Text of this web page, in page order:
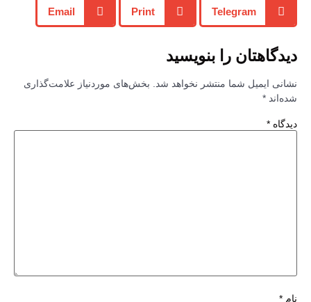
Telegram
Print
Email
را بنویسید
ایمیل شما منتشر نخواهد شد. بخش‌های موردنیاز علامت‌گذاری
*
*